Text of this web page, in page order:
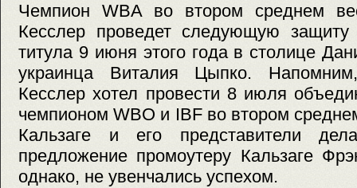
Чемпион WBA во втором среднем
Кесслер проведет следующую
титула 9 июня этого года в столице
украинца Виталия Цыпко.
Кесслер хотел провести 8 июля
чемпионом WBO и IBF во втором
Кальзаге и его представители
предложение промоутеру Кальзаге
однако, не увенчались успехом.